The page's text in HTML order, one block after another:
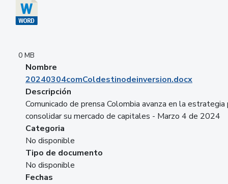
0 MB
Nombre
20240304comColdestinodeinversion.docx
Descripción
Comunicado de prensa Colombia avanza en la estrategia
consolidar su mercado de capitales - Marzo 4 de 2024
Categoria
No disponible
Tipo de documento
No disponible
Fechas